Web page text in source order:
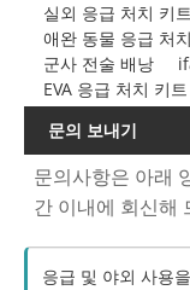
실외 응급 처치 키트
애완 동물 응급 처
군사 전술 배낭
EVA 응급 처치 키트
문의 보내기
문의사항은 아래
간 이내에 회신해